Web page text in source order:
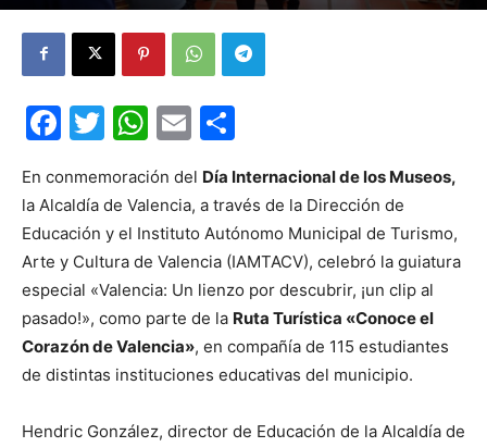
Facebook
Twitter
WhatsApp
Email
En conmemoración del Día Internacional de los Museos,
la Alcaldía de Valencia, a través de la Dirección de
Educación y el Instituto Autónomo Municipal de Turismo,
Arte y Cultura de Valencia (IAMTACV), celebró la guiatura
especial «Valencia: Un lienzo por descubrir, ¡un clip al
pasado!», como parte de la Ruta Turística «Conoce el
Corazón de Valencia», en compañía de 115 estudiantes
de distintas instituciones educativas del municipio.
Hendric González, director de Educación de la Alcaldía de